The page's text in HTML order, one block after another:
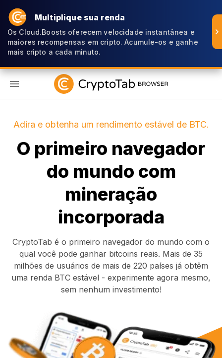
Multiplique sua renda
Os Cloud.Boosts oferecem velocidade instantânea e
maiores recompensas em cripto. Acumule-os e ganhe
mais cripto a cada minuto.
Adira e obtenha um rendimento estável de BTC.
O primeiro navegador
do mundo com
mineração
incorporada
CryptoTab é o primeiro navegador do mundo com o
qual você pode ganhar bitcoins reais. Mais de 35
milhões de usuários de mais de 220 países já obtêm
uma renda BTC estável - experimente agora mesmo,
sem nenhum investimento!